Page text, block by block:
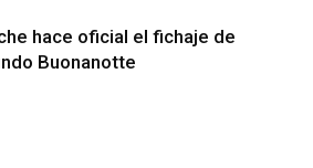
hace oficial el fichaje de
Buonanotte